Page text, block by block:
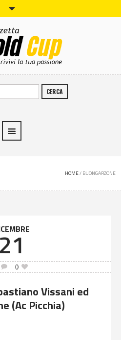
CERCA
HOME/ BUONGARZONE
21
0
Vissani ed
(Ac Picchia)